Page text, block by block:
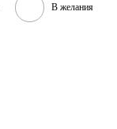
В желания